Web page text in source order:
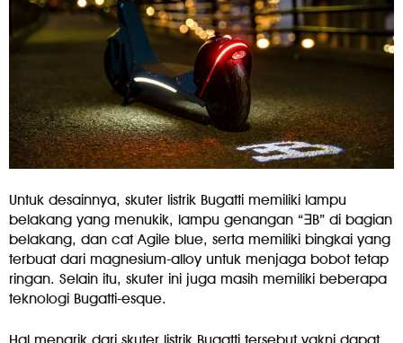
Untuk desainnya, skuter listrik Bugatti memiliki lampu
belakang yang menukik, lampu genangan “∃B” di bagian
belakang, dan cat Agile blue, serta memiliki bingkai yang
terbuat dari magnesium-alloy untuk menjaga bobot tetap
ringan. Selain itu, skuter ini juga masih memiliki beberapa
teknologi Bugatti-esque.